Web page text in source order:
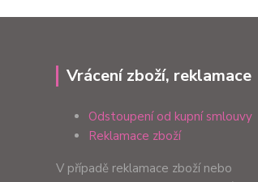
Vrácení zboží, reklamace
Odstoupení od kupní smlouvy
Reklamace zboží
V případě reklamace zboží nebo